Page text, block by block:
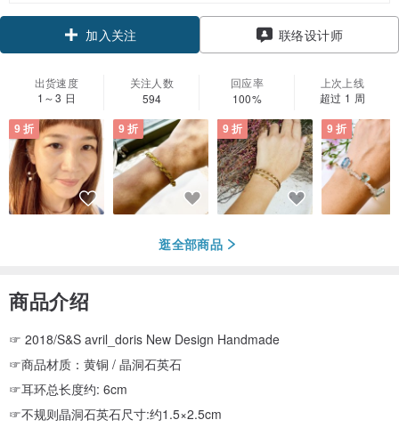
加入关注
联络设计师
出货速度
1～3 日
关注人数
594
回应率
100%
上次上线
超过 1 周
9 折 9 折 9 折 9 折
逛全部商品
商品介绍
☞ 2018/S&S avril_doris New Design Handmade
☞商品材质：黄铜 / 晶洞石英石
☞耳环总长度约: 6cm
☞不规则晶洞石英石尺寸:约1.5×2.5cm